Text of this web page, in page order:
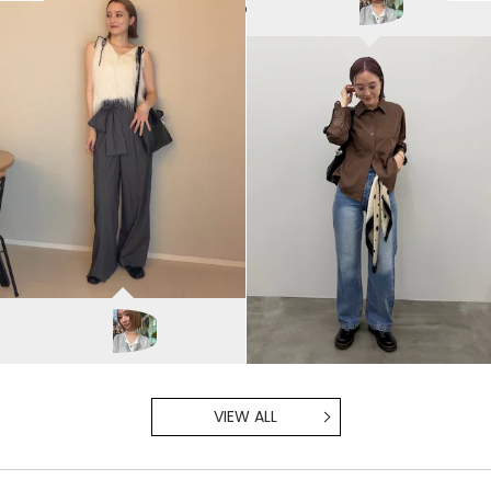
NANAMI NAKAMURA/160cm
LAGUNAMOON
藤井/167cm
VIEW ALL